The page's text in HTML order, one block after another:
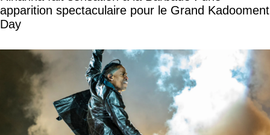
apparition spectaculaire pour le Grand Kadooment
Day